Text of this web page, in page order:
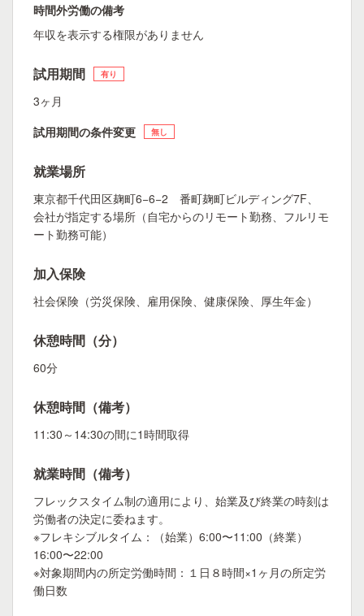
時間外労働の備考
年収を表示する権限がありません
試用期間 有り
3ヶ月
試用期間の条件変更
無し
就業場所
東京都千代田区麹町6−6−2 番町麹町ビルディング7F、
会社が指定する場所（自宅からのリモート勤務、フルリモ
ート勤務可能）
加入保険
社会保険（労災保険、雇用保険、健康保険、厚生年金）
休憩時間（分）
60分
休憩時間（備考）
11:30～14:30の間に1時間取得
就業時間（備考）
フレックスタイム制の適用により、始業及び終業の時刻は
労働者の決定に委ねます。
※フレキシブルタイム：（始業）6:00〜11:00（終業）
16:00〜22:00
※対象期間内の所定労働時間：１日８時間×1ヶ月の所定労
働日数